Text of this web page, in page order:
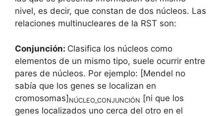
nivel, es decir, que constan de dos núcleos. Las
relaciones multinucleares de la RST son:
Conjunción: Clasifica los núcleos como
elementos de un mismo tipo, suele ocurrir entre
pares de núcleos. Por ejemplo: [Mendel no
sabía que los genes se localizan en
cromosomas]NÚCLEO_CONJUNCIÓN [ni que los
genes localizados uno cerca del otro en el